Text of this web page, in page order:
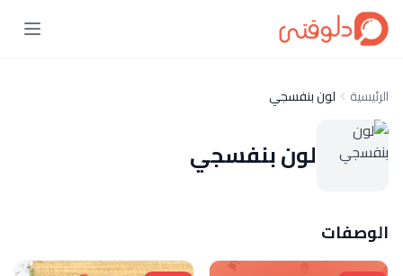
الرئيسية لون بنفسجي
لون بنفسجي
الوصفات